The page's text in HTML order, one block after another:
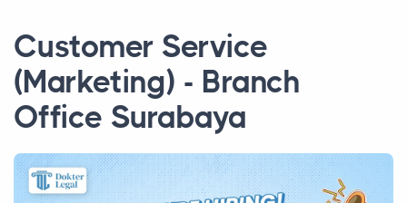
Customer Service
(Marketing) - Branch
Office Surabaya